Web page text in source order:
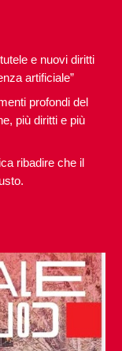
e nuovi diritti
artificiale”
profondi del
più diritti e più
ribadire che il